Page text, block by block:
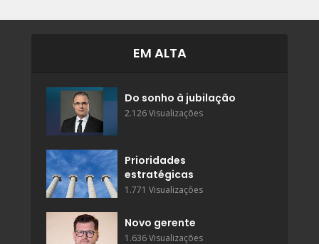
EM ALTA
Do sonho à jubilação
2.126 Visualizações
Prioridades
estratégicas
1.771 Visualizações
Novo gerente
1.636 Visualizações